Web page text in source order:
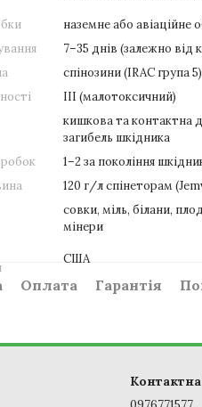
наземне або авіаційне
7–35 днів (залежно від
спінозини (IRAC група 5)
III (малотоксичний)
кишкова та контактна
загибель шкідника
1–2 за покоління
120 г/л спінеторам
совки, міль, білани,
мінери
США
Оплата Гарантія